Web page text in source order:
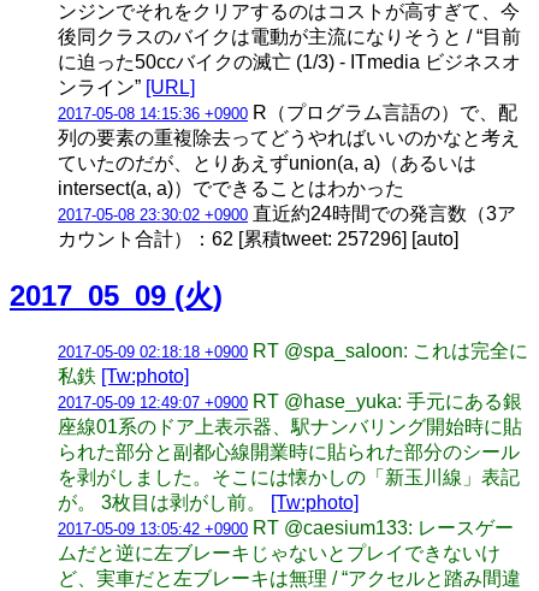
ンジンでそれをクリアするのはコストが高すぎて、今
後同クラスのバイクは電動が主流になりそうと / “目前
に迫った50ccバイクの滅亡 (1/3) - ITmedia ビジネスオ
ンライン” [URL]
2017-05-08 14:15:36 +0900 R（プログラム言語の）で、配
列の要素の重複除去ってどうやればいいのかなと考え
ていたのだが、とりあえずunion(a, a)（あるいは
intersect(a, a)）でできることはわかった
2017-05-08 23:30:02 +0900 直近約24時間での発言数（3ア
カウント合計）：62 [累積tweet: 257296] [auto]
2017_05_09 (火)
2017-05-09 02:18:18 +0900 RT @spa_saloon: これは完全に
私鉄 [Tw:photo]
2017-05-09 12:49:07 +0900 RT @hase_yuka: 手元にある銀
座線01系のドア上表示器、駅ナンバリング開始時に貼
られた部分と副都心線開業時に貼られた部分のシール
を剥がしました。そこには懐かしの「新玉川線」表記
が。 3枚目は剥がし前。
[Tw:photo]
2017-05-09 13:05:42 +0900 RT @caesium133: レースゲー
ムだと逆に左ブレーキじゃないとプレイできないけ
ど、実車だと左ブレーキは無理 / “アクセルと踏み間違